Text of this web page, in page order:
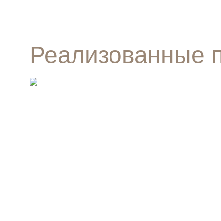
Реализованные